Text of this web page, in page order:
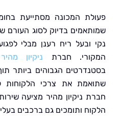
המכונה מסתייעת בחומרי ניקוי
בדיוק לסוג העורם של
ריח רענן מבלי לפגוע
חברת
ניקיון מהיר
הגבוהים ביותר תוך שימוש
את צרכי הלקוחות לקבלת
ניקיון מהיר מציעה שירותים
ותומכים גם ברכבים בעלי ריפוד